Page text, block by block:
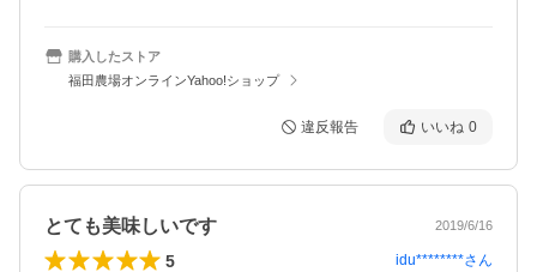
購入したストア
福田農場オンラインYahoo!ショップ
違反報告 いいね 0
とても美味しいです 2019/6/16
5 idu********さん